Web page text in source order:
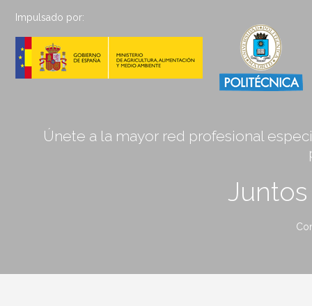
Impulsado por:
Únete a la mayor red profesional